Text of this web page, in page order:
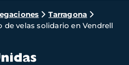
Tarragona
de velas solidario en Vendrell